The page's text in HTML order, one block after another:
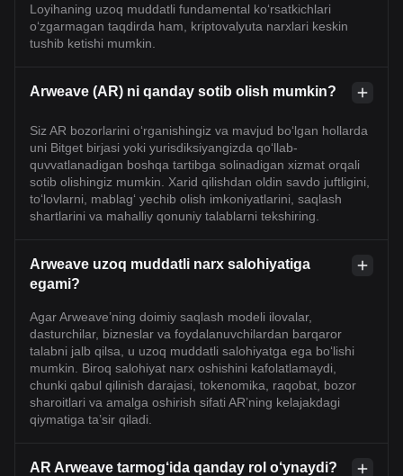
Loyihaning uzoq muddatli fundamental ko‘rsatkichlari
o‘zgarmagan taqdirda ham, kriptovalyuta narxlari keskin
tushib ketishi mumkin.
Arweave (AR) ni qanday sotib olish mumkin?
Siz AR bozorlarini o‘rganishingiz va mavjud bo‘lgan hollarda
uni Bitget birjasi yoki yurisdiksiyangizda qo‘llab-
quvvatlanadigan boshqa tartibga solinadigan xizmat orqali
sotib olishingiz mumkin. Xarid qilishdan oldin savdo juftligini,
to‘lovlarni, mablag‘ yechib olish imkoniyatlarini, saqlash
shartlarini va mahalliy qonuniy talablarni tekshiring.
Arweave uzoq muddatli narx salohiyatiga
egami?
Agar Arweave’ning doimiy saqlash modeli ilovalar,
dasturchilar, bizneslar va foydalanuvchilardan barqaror
talabni jalb qilsa, u uzoq muddatli salohiyatga ega bo‘lishi
mumkin. Biroq salohiyat narx oshishini kafolatlamaydi,
chunki qabul qilinish darajasi, tokenomika, raqobat, bozor
sharoitlari va amalga oshirish sifati AR’ning kelajakdagi
qiymatiga ta’sir qiladi.
AR Arweave tarmog‘ida qanday rol o‘ynaydi?